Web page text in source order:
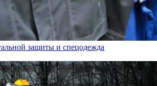
защиты и спецодежда